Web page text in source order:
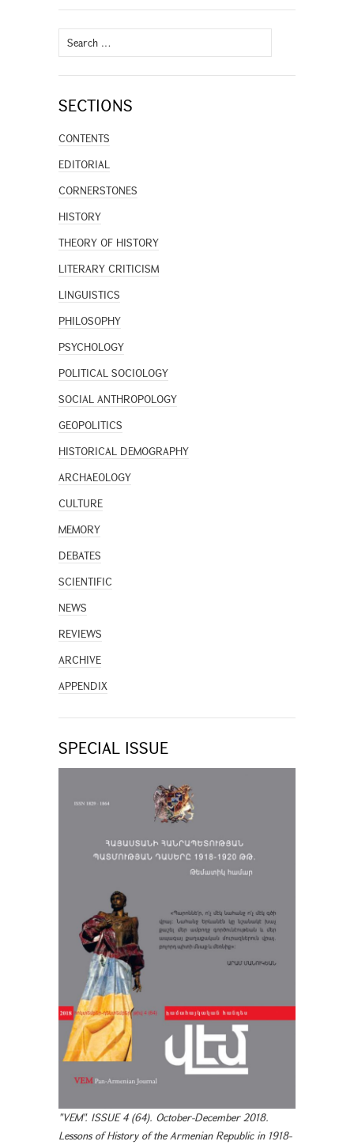
Search
for:
SECTIONS
CONTENTS
EDITORIAL
CORNERSTONES
HISTORY
THEORY OF HISTORY
LITERARY CRITICISM
LINGUISTICS
PHILOSOPHY
PSYCHOLOGY
POLITICAL SOCIOLOGY
SOCIAL ANTHROPOLOGY
GEOPOLITICS
HISTORICAL DEMOGRAPHY
ARCHAEOLOGY
CULTURE
MEMORY
DEBATES
SCIENTIFIC
NEWS
REVIEWS
ARCHIVE
APPENDIX
SPECIAL ISSUE
"VEM". ISSUE 4 (64). October-December 2018.
Lessons of History of the Armenian Republic in 1918-